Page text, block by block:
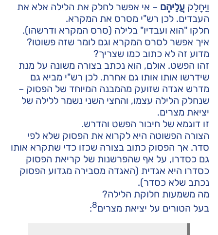
וַיֵּחָלֵק עֲלֵיהֶם – אי אפשר לחלק את הלילה אלא את
העבדים. לכן רש"י מסרס את המקרא.
חלקו "הוא ועבדיו" בלילה (סרס המקרא ודרשהו).
איך אפשר לסרס המקרא וגם לומר שזה פשוטו?
מדוע זה לא כתוב כמו שצריך?
זהו הפשט. אולם, הוא נכתב בצורה משונה על מנת
שידרשו אותו אותו גם אחרת. לכן רש"י מביא גם
מדרש אגדה שזועק מהמבנה המיוחד של הפסוק –
שנחלק הלילה עצמו, והחצי השני נשמר ללילה של
יציאת מצרים.
זו דוגמא של חיבור הפשט והדרש.
הצורה הפשוטה היא לקרוא את הפסוק שלא לפי
סדר. אך הפסוק כתוב בצורה שכזו כדי שתקרא אותו
גם כסדרו, על אף שהפרשנות של קריאת הפסוק
כסדרו היא אגדית (האגדה מסבירה מגדוע הפסוק
נכתב שלא כסדר).
מה משמעות חלוקת הלילה?
בעל הטורים על יציאת מצרים8
: